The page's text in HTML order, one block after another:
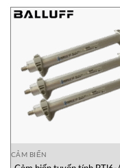
CẢM BIẾN